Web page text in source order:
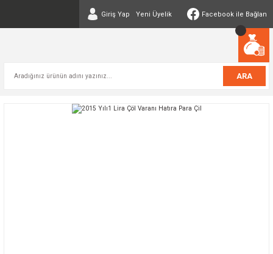
Giriş Yap Yeni Üyelik Facebook ile Bağlan
ARA